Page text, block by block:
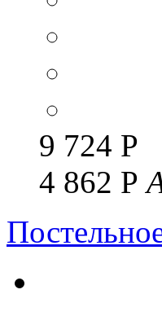
9 724 Р
4 862 Р